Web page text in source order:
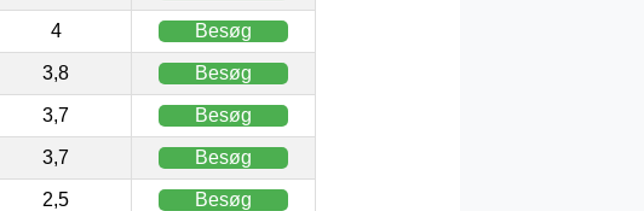
4 Besøg
3,8 Besøg
3,7 Besøg
3,7 Besøg
2,5 Besøg